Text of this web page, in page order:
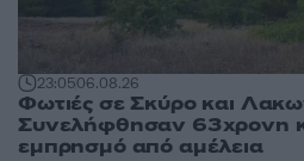
23:0506.08.26
Φωτιές σε Σκύρο και
Συνελήφθησαν 63χρονη
εμπρησμό από αμέλεια